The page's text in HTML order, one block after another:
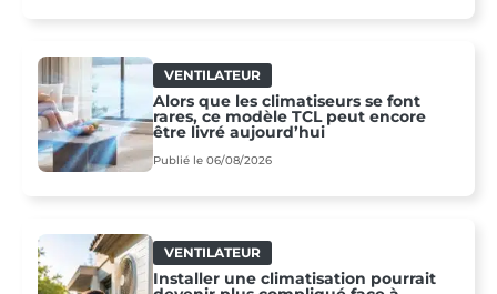
VENTILATEUR
Alors que les climatiseurs se font
rares, ce modèle TCL peut encore
être livré aujourd’hui
Publié le 06/08/2026
VENTILATEUR
Installer une climatisation pourrait